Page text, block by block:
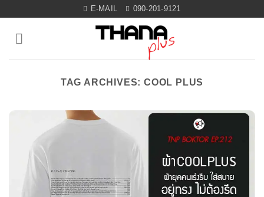
content
E-MAIL 090-201-9121
TAG ARCHIVES: COOL PLUS